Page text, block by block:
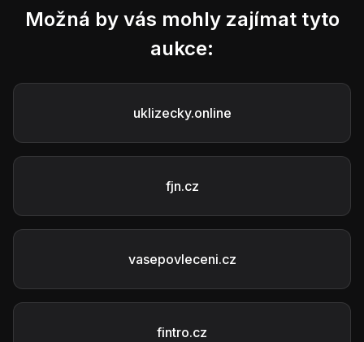
Možná by vás mohly zajímat tyto
aukce:
uklizecky.online
fjn.cz
vasepovleceni.cz
fintro.cz